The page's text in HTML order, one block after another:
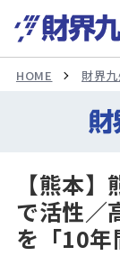
HOME 財界
【熊本
で活性／
を「10